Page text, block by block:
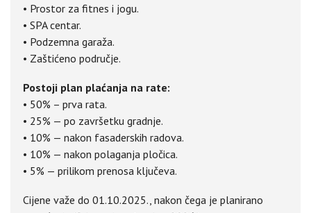
• Prostor za fitnes i jogu.
• SPA centar.
• Podzemna garaža.
• Zaštićeno područje.
Postoji plan plaćanja na rate:
• 50% – prva rata.
• 25% — po završetku gradnje.
• 10% — nakon fasaderskih radova.
• 10% — nakon polaganja pločica.
• 5% — prilikom prenosa ključeva.
Cijene važe do 01.10.2025., nakon čega je planirano